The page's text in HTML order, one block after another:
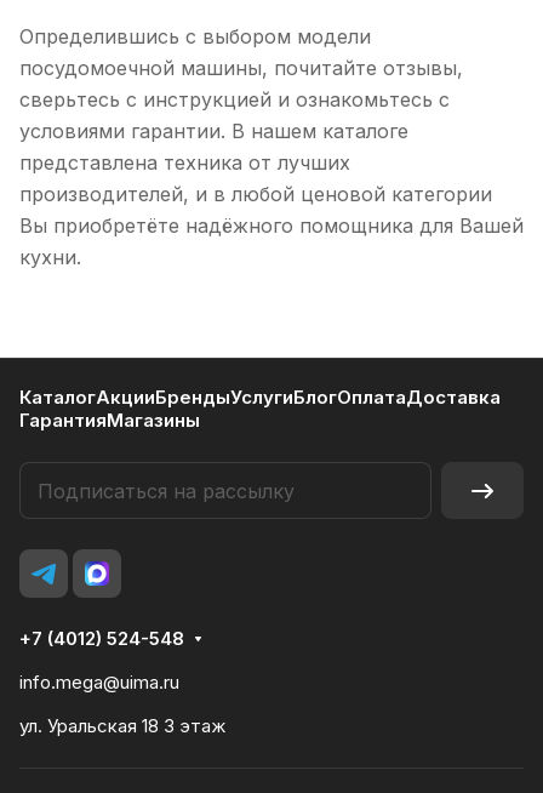
Определившись с выбором модели
посудомоечной машины, почитайте отзывы,
сверьтесь с инструкцией и ознакомьтесь с
условиями гарантии. В нашем каталоге
представлена техника от лучших
производителей, и в любой ценовой категории
Вы приобретёте надёжного помощника для Вашей
кухни.
КаталогАкцииБрендыУслугиБлогОплатаДоставка
ГарантияМагазины
+7 (4012) 524-548
info.mega@uima.ru
ул. Уральская 18 3 этаж